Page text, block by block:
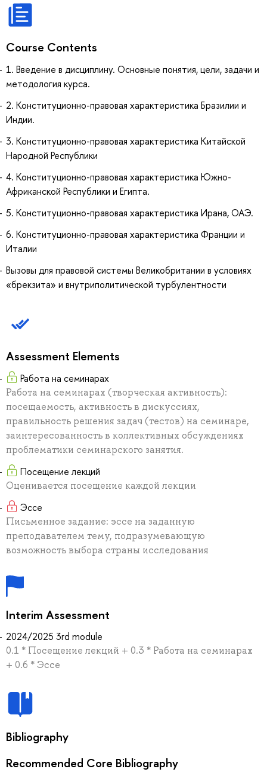
Course Contents
1. Введение в дисциплину. Основные понятия, цели, задачи и
методология курса.
2. Конституционно-правовая характеристика Бразилии и
Индии.
3. Конституционно-правовая характеристика Китайской
Народной Республики
4. Конституционно-правовая характеристика Южно-
Африканской Республики и Египта.
5. Конституционно-правовая характеристика Ирана, ОАЭ.
6. Конституционно-правовая характеристика Франции и
Италии
Вызовы для правовой системы Великобритании в условиях
«брекзита» и внутриполитической турбулентности
Assessment Elements
Работа на семинарах
Работа на семинарах (творческая активность):
посещаемость, активность в дискуссиях,
правильность решения задач (тестов) на семинаре,
заинтересованность в коллективных обсуждениях
проблематики семинарского занятия.
Посещение лекций
Оценивается посещение каждой лекции
Эссе
Письменное задание: эссе на заданную
преподавателем тему, подразумевающую
возможность выбора страны исследования
Interim Assessment
2024/2025 3rd module
0.1 * Посещение лекций + 0.3 * Работа на семинарах
+ 0.6 * Эссе
Bibliography
Recommended Core Bibliography